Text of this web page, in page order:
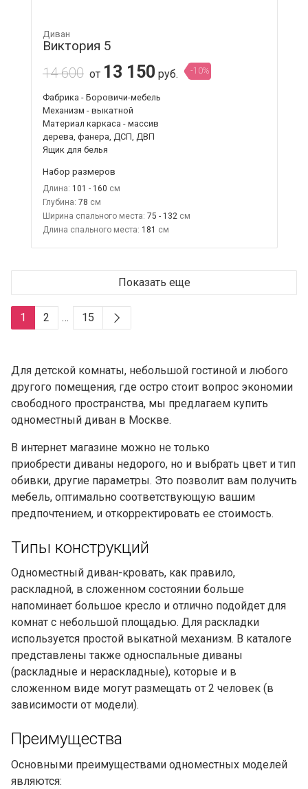
Диван
Виктория 5
14 600 от 13 150 руб. -10%
Фабрика - Боровичи-мебель
Механизм - выкатной
Материал каркаса - массив
дерева, фанера, ДСП, ДВП
Ящик для белья
Набор размеров
Длина: 101 - 160
Глубина: 78
Ширина спального места: 75 - 132
Длина спального места: 181
Показать еще
1 2 … 15
Для детской комнаты, небольшой гостиной и любого
другого помещения, где остро стоит вопрос экономии
свободного пространства, мы предлагаем купить
одноместный диван в Москве.
В интернет магазине можно не только
приобрести диваны недорого, но и выбрать цвет и тип
обивки, другие параметры. Это позволит вам получить
мебель, оптимально соответствующую вашим
предпочтением, и откорректировать ее стоимость.
Типы конструкций
Одноместный диван-кровать, как правило,
раскладной, в сложенном состоянии больше
напоминает большое кресло и отлично подойдет для
комнат с небольшой площадью. Для раскладки
используется простой выкатной механизм. В каталоге
представлены также односпальные диваны
(раскладные и нераскладные), которые и в
сложенном виде могут размещать от 2 человек (в
зависимости от модели).
Преимущества
Основными преимуществами одноместных моделей
являются: